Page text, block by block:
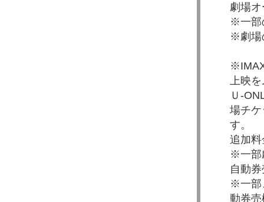
劇場
※一部
※劇場
上映
Ｕ-
場チ
す。
追加
※一部
自動
※一部
動券